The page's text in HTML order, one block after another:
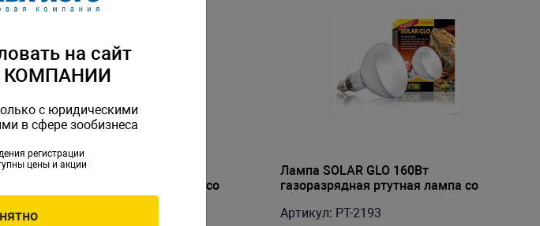
Лампа SOLAR GLO 125Вт
газоразрядная ртутная лампа со
встроенным балластом
Артикул: PT-2192
Лампа SOLAR GLO 160Вт
газоразрядная ртутная лампа со
Артикул: PT-2193
на сайт
КОМПАНИИ
с юридическими
в сфере зообизнеса
регистрации
цены и акции